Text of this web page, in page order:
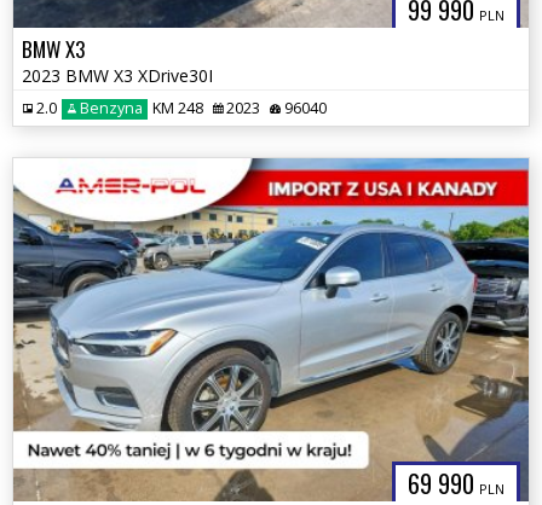
99 990 PLN
BMW X3
2023 BMW X3 XDrive30I
2.0 Benzyna KM 248 2023 96040
69 990 PLN